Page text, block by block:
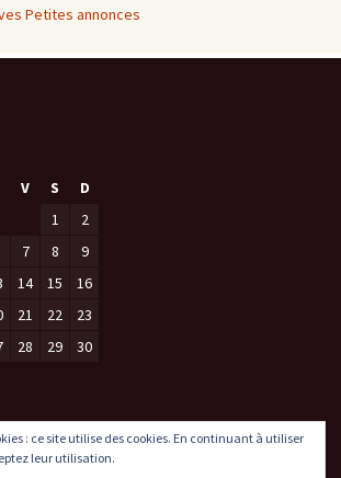
Petites annonces
V S
D
1
2
7 8
9
14 15
16
21 22
23
28 29
30
: ce site utilise des cookies. En continuant à utiliser
leur utilisation.